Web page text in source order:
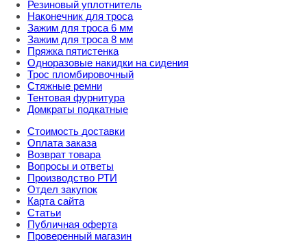
Резиновый уплотнитель
Наконечник для троса
Зажим для троса 6 мм
Зажим для троса 8 мм
Пряжка пятистенка
Одноразовые накидки на сидения
Трос пломбировочный
Стяжные ремни
Тентовая фурнитура
Домкраты подкатные
Стоимость доставки
Оплата заказа
Возврат товара
Вопросы и ответы
Производство РТИ
Отдел закупок
Карта сайта
Статьи
Публичная оферта
Проверенный магазин